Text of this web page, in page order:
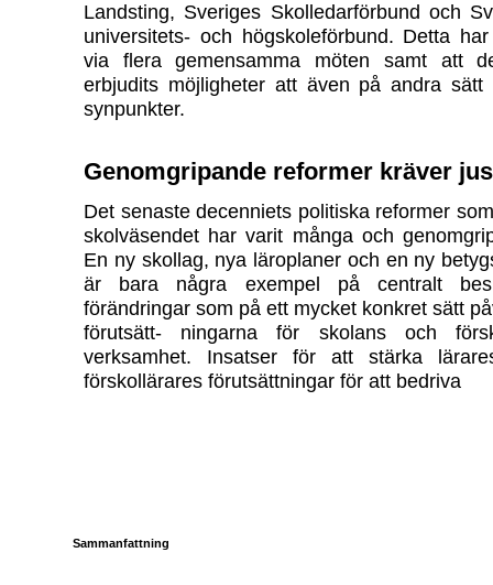
Landsting, Sveriges Skolledarförbund och
universitets- och högskoleförbund. Detta
via flera gemensamma möten samt att
erbjudits möjligheter att även på andra sätt
synpunkter.
Genomgripande reformer kräver
Det senaste decenniets politiska reformer
skolväsendet har varit många och
En ny skollag, nya läroplaner och en ny
är bara några exempel på centralt
förändringar som på ett mycket konkret sätt
förutsätt- ningarna för skolans och
verksamhet. Insatser för att stärka
förskollärares förutsättningar för att bedriva
Sammanfattning